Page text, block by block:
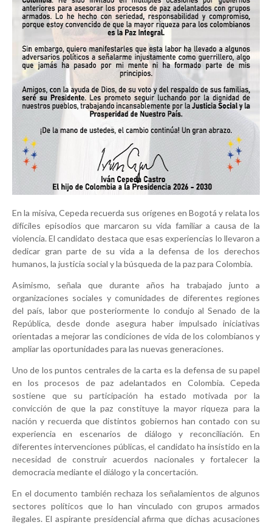
En la misiva, Cepeda recuerda sus orígenes en Bogotá y relata los
difíciles episodios que marcaron su vida familiar a causa de la
violencia. El candidato destaca que esas experiencias lo llevaron a
dedicar gran parte de su vida a la defensa de los derechos
humanos, la justicia social y la búsqueda de la paz para Colombia.
Asimismo, señala que durante años ha trabajado junto a
organizaciones sociales y comunidades de diferentes regiones
del país, labor que posteriormente lo condujo al Senado de la
República, desde donde asegura haber impulsado iniciativas
orientadas a mejorar las condiciones de vida de los colombianos y
ampliar las oportunidades para las nuevas generaciones.
Uno de los puntos centrales de la carta es la defensa de su papel
en los procesos de paz adelantados en Colombia. Cepeda
sostiene que su participación ha estado motivada por la
convicción de que la paz constituye la mayor riqueza para la
nación y recuerda que distintos gobiernos han contado con su
experiencia en escenarios de diálogo y reconciliación. En
diferentes intervenciones públicas, el candidato ha insistido en la
necesidad de construir acuerdos nacionales y fortalecer la
democracia mediante el diálogo y la concertación.
En el documento también rechaza los señalamientos de algunos
sectores políticos que lo han vinculado con grupos armados
ilegales. El aspirante presidencial afirma que dichas acusaciones